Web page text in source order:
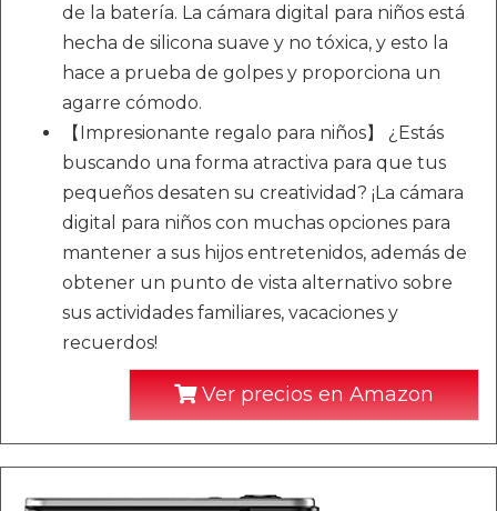
de la batería. La cámara digital para niños está
hecha de silicona suave y no tóxica, y esto la
hace a prueba de golpes y proporciona un
agarre cómodo.
【Impresionante regalo para niños】 ¿Estás
buscando una forma atractiva para que tus
pequeños desaten su creatividad? ¡La cámara
digital para niños con muchas opciones para
mantener a sus hijos entretenidos, además de
obtener un punto de vista alternativo sobre
sus actividades familiares, vacaciones y
recuerdos!
Ver precios en Amazon